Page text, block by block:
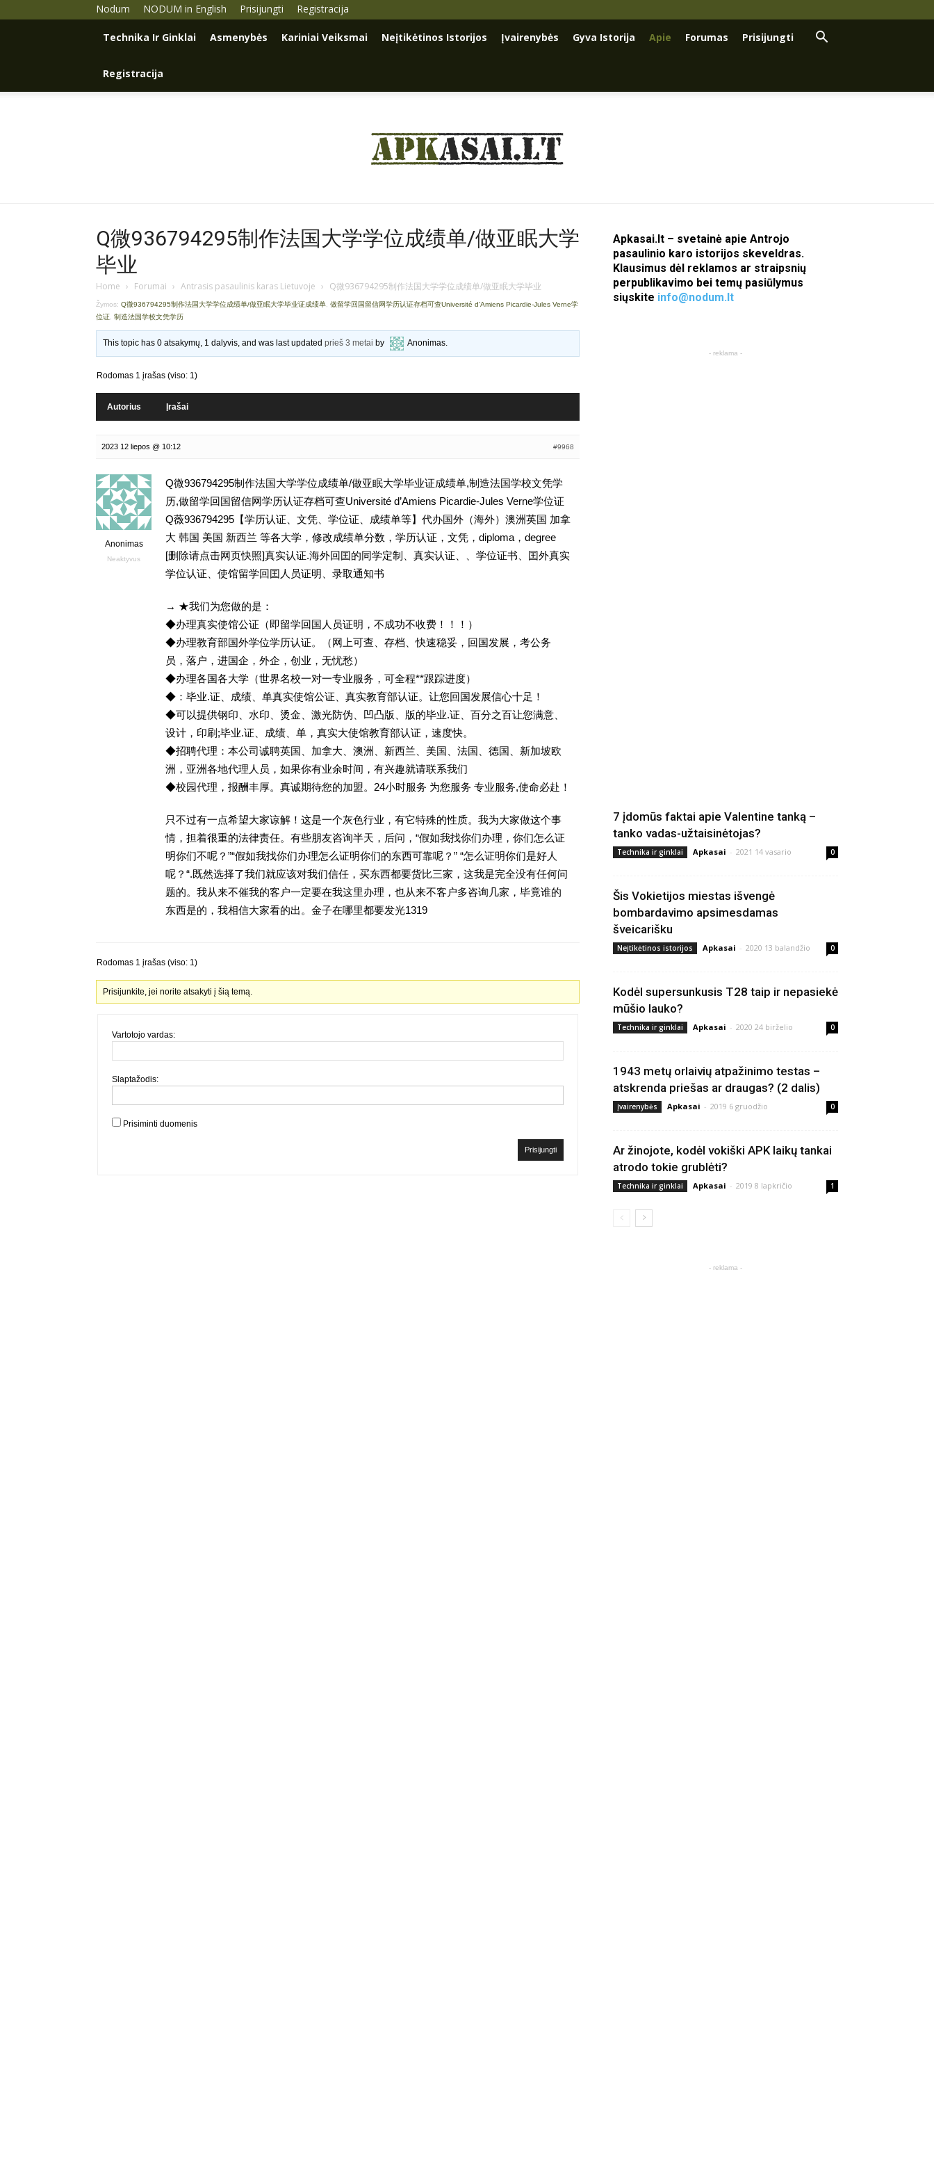
Nodum NODUM in English Prisijungti Registracija
Technika Ir Ginklai Asmenybės Kariniai Veiksmai Neįtikėtinos Istorijos Įvairenybės Gyva Istorija Apie Forumas Prisijungti
Registracija
Q微936794295制作法国大学学位成绩单/做亚眠大学
毕业
Home › Forumai › Antrasis pasaulinis karas Lietuvoje › Q微936794295制作法国大学学位成绩单/做亚眠大学毕业
Žymos: Q微936794295制作法国大学学位成绩单/做亚眠大学毕业证成绩单 做留学回国留信网学历认证存档可查Université d'Amiens Picardie-Jules Verne学
位证 制造法国学校文凭学历
This topic has 0 atsakymų, 1 dalyvis, and was last updatedprieš 3 metai by Anonimas.
Rodomas 1 įrašas (viso: 1)
Autorius Įrašai
2023 12 liepos @ 10:12 #9968
Anonimas
Neaktyvus
Q微936794295制作法国大学学位成绩单/做亚眠大学毕业证成绩单,制造法国学校文凭学
历,做留学回国留信网学历认证存档可查Université d’Amiens Picardie-Jules Verne学位证
Q薇936794295【学历认证、文凭、学位证、成绩单等】代办国外（海外）澳洲英国 加拿
大 韩国 美国 新西兰 等各大学，修改成绩单分数，学历认证，文凭，diploma，degree
[删除请点击网页快照]真实认证.海外回囯的同学定制、真实认证、、学位证书、囯外真实
学位认证、使馆留学回囯人员证明、录取通知书
→ ★我们为您做的是：
◆办理真实使馆公证（即留学回国人员证明，不成功不收费！！！）
◆办理教育部国外学位学历认证。（网上可查、存档、快速稳妥，回国发展，考公务
员，落户，进国企，外企，创业，无忧愁）
◆办理各国各大学（世界名校一对一专业服务，可全程**跟踪进度）
◆：毕业.证、成绩、单真实使馆公证、真实教育部认证。让您回国发展信心十足！
◆可以提供钢印、水印、烫金、激光防伪、凹凸版、版的毕业.证、百分之百让您满意、
设计，印刷;毕业.证、成绩、单，真实大使馆教育部认证，速度快。
◆招聘代理：本公司诚聘英国、加拿大、澳洲、新西兰、美国、法国、德国、新加坡欧
洲，亚洲各地代理人员，如果你有业余时间，有兴趣就请联系我们
◆校园代理，报酬丰厚。真诚期待您的加盟。24小时服务 为您服务 专业服务,使命必赴！
只不过有一点希望大家谅解！这是一个灰色行业，有它特殊的性质。我为大家做这个事
情，担着很重的法律责任。有些朋友咨询半天，后问，“假如我找你们办理，你们怎么证
明你们不呢？”“假如我找你们办理怎么证明你们的东西可靠呢？” “怎么证明你们是好人
呢？“.既然选择了我们就应该对我们信任，买东西都要货比三家，这我是完全没有任何问
题的。我从来不催我的客户一定要在我这里办理，也从来不客户多咨询几家，毕竟谁的
东西是的，我相信大家看的出。金子在哪里都要发光1319
Rodomas 1 įrašas (viso: 1)
Prisijunkite, jei norite atsakyti į šią temą.
Vartotojo vardas:
Slaptažodis:
Prisiminti duomenis
Prisijungti
Apkasai.lt – svetainė apie Antrojo
pasaulinio karo istorijos skeveldras.
Klausimus dėl reklamos ar straipsnių
perpublikavimo bei temų pasiūlymus
siųskite info@nodum.lt
- reklama -
7 įdomūs faktai apie Valentine tanką –
tanko vadas-užtaisinėtojas?
Technika ir ginklai Apkasai - 2021 14 vasario 0
Šis Vokietijos miestas išvengė
bombardavimo apsimesdamas
šveicarišku
Neįtikėtinos istorijos Apkasai - 2020 13 balandžio 0
Kodėl supersunkusis T28 taip ir nepasiekė
mūšio lauko?
Technika ir ginklai Apkasai - 2020 24 birželio 0
1943 metų orlaivių atpažinimo testas –
atskrenda priešas ar draugas? (2 dalis)
Įvairenybės Apkasai - 2019 6 gruodžio 0
Ar žinojote, kodėl vokiški APK laikų tankai
atrodo tokie grublėti?
Technika ir ginklai Apkasai - 2019 8 lapkričio 1
- reklama -